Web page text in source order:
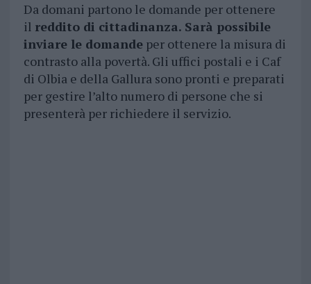
Da domani partono le domande per ottenere
il reddito di cittadinanza. Sarà possibile
inviare le domandeper ottenere la misura di
contrasto alla povertà. Gli uffici postali e i Caf
di Olbia e della Gallura sono pronti e preparati
per gestire l’alto numero di persone che si
presenterà per richiedere il servizio.